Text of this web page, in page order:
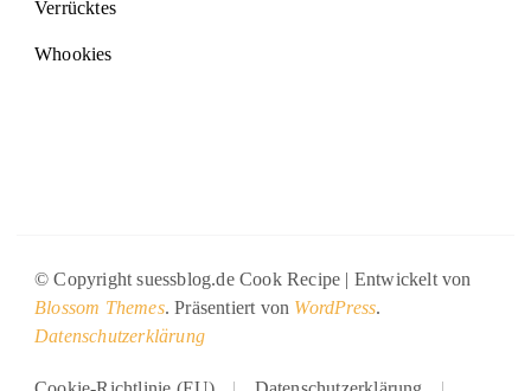
Verrücktes
Whookies
© Copyright suessblog.deCook Recipe | Entwickelt von
Blossom Themes. Präsentiert von WordPress.
Datenschutzerklärung